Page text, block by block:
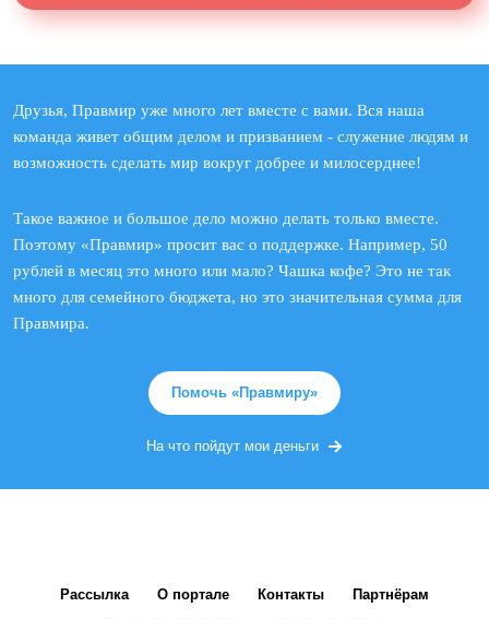
Друзья, Правмир уже много лет вместе с вами. Вся наша
команда живет общим делом и призванием - служение людям и
возможность сделать мир вокруг добрее и милосерднее!
Такое важное и большое дело можно делать только вместе.
Поэтому «Правмир» просит вас о поддержке. Например, 50
рублей в месяц это много или мало? Чашка кофе? Это не так
много для семейного бюджета, но это значительная сумма для
Правмира.
Помочь «Правмиру»
На что пойдут мои деньги
Рассылка О портале Контакты Партнёрам